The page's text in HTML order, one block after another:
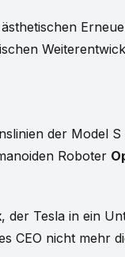
der Model
Roboter
, der Tesla in ein
CEO nicht mehr